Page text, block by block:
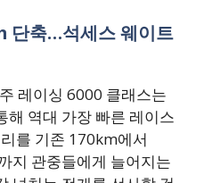
축…석세스 웨이트
레이싱 6000 클래스는
해 역대 가장 빠른 레이스
를 기존 170km에서
지 관중들에게 늘어지는